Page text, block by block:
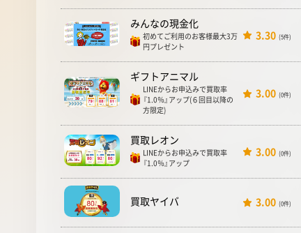
みんなの現金化
初めてご利用のお客様最大3万
円プレゼント
3.30 (5件)
ギフトアニマル
LINEからお申込みで買取率
『1.0％』アップ(６回目以降の
方限定)
3.00 (0件)
買取レオン
LINEからお申込みで買取率
『1.0％』アップ
3.00 (0件)
買取ヤイバ 3.00 (0件)